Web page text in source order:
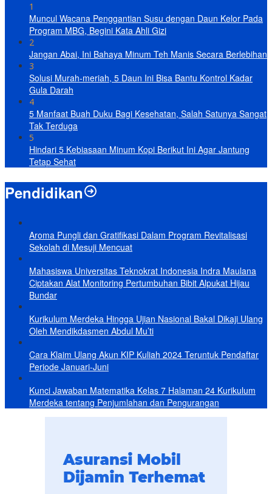
1
Muncul Wacana Penggantian Susu dengan Daun Kelor Pada
Program MBG, Begini Kata Ahli Gizi
2
Jangan Abai, Ini Bahaya Minum Teh Manis Secara Berlebihan
3
Solusi Murah-meriah, 5 Daun Ini Bisa Bantu Kontrol Kadar
Gula Darah
4
5 Manfaat Buah Duku Bagi Kesehatan, Salah Satunya Sangat
Tak Terduga
5
Hindari 5 Kebiasaan Minum Kopi Berikut Ini Agar Jantung
Tetap Sehat
Pendidikan
Aroma Pungli dan Gratifikasi Dalam Program Revitalisasi
Sekolah di Mesuji Mencuat
Mahasiswa Universitas Teknokrat Indonesia Indra Maulana
Ciptakan Alat Monitoring Pertumbuhan Bibit Alpukat Hijau
Bundar
Kurikulum Merdeka Hingga Ujian Nasional Bakal Dikaji Ulang
Oleh Mendikdasmen Abdul Mu’ti
Cara Klaim Ulang Akun KIP Kuliah 2024 Teruntuk Pendaftar
Periode Januari-Juni
Kunci Jawaban Matematika Kelas 7 Halaman 24 Kurikulum
Merdeka tentang Penjumlahan dan Pengurangan